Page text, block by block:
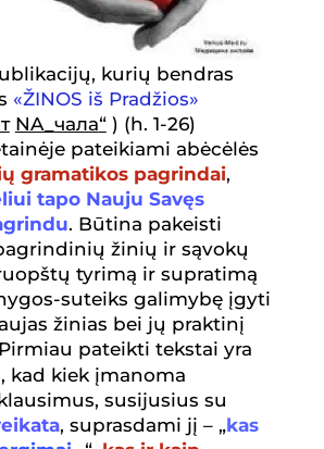
kurių bendras
«ŽINOS iš Pradžios»
NA_ чала“) (h. 1-26)
pateikiami abėcėlės
gramatikos pagrindai,
tapo Nauju Savęs
. Būtina pakeisti
žinių ir sąvokų
tyrimą ir supratimą
suteiks galimybę įgyti
žinias bei jų praktinį
pateikti tekstai yra
kad kiek įmanoma
susijusius su
, suprasdami jį – „kas